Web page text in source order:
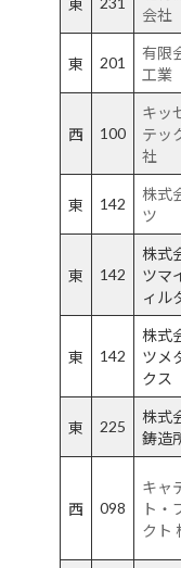
会社
東 201
有限
工業
西 100
キッ
テッ
社
東 142
株式
ツ
東 142
株式
ツマ
ィル
東 142
株式
ツメ
クス
東 225
株式
鋳造
西 098
キャ
ト・
クト